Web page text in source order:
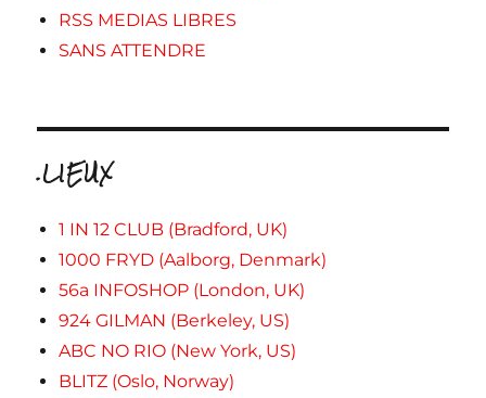
RSS MEDIAS LIBRES
SANS ATTENDRE
.LIEUX
1 IN 12 CLUB (Bradford, UK)
1000 FRYD (Aalborg, Denmark)
56a INFOSHOP (London, UK)
924 GILMAN (Berkeley, US)
ABC NO RIO (New York, US)
BLITZ (Oslo, Norway)